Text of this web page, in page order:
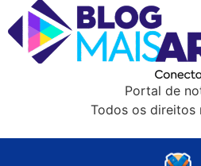
Portal de
Todos os direitos